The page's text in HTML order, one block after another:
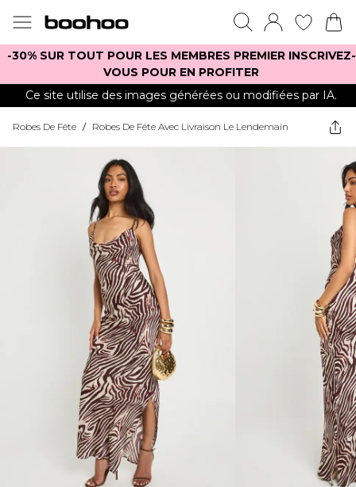
-30% SUR TOUT POUR LES MEMBRES PREMIER INSCRIVEZ-
VOUS POUR EN PROFITER
Ce site utilise des images générées ou modifiées par IA.
Robes De Fête / Robes De Fête Avec Livraison Le Lendemain